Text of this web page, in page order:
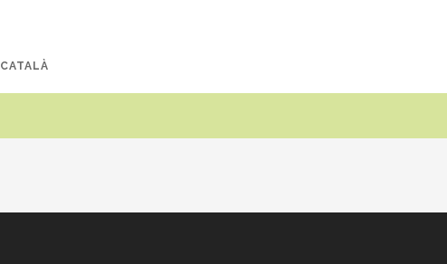
CATALÀ